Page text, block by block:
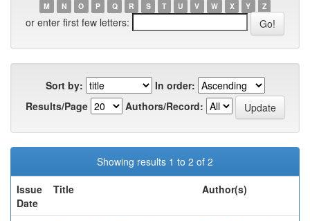
M
N O P Q R S T U V W X Y Z
or enter first few letters:
Sort by:
In order:
Results/Page
Authors/Record:
Showing results 1 to 2 of 2
Issue
Date
Title Author(s)